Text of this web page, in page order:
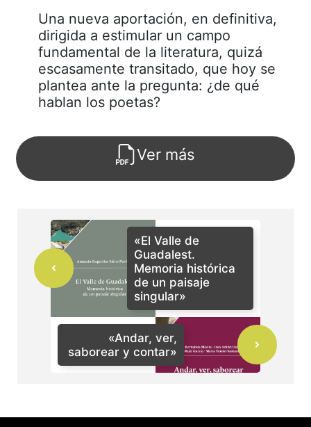
Una nueva aportación, en definitiva,
dirigida a estimular un campo
fundamental de la literatura, quizá
escasamente transitado, que hoy se
plantea ante la pregunta: ¿de qué
hablan los poetas?
Ver más
«El Valle de
Guadalest.
Memoria histórica
de un paisaje
singular»
«Andar, ver,
saborear y contar»